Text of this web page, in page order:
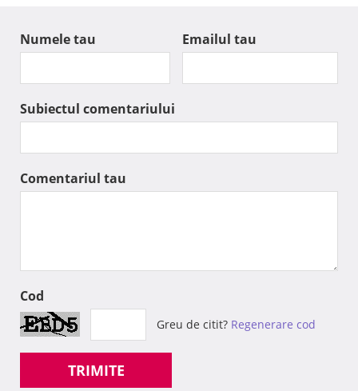
Numele tau Emailul tau
Subiectul comentariului
Comentariul tau
Cod
Greu de citit? Regenerare cod
TRIMITE